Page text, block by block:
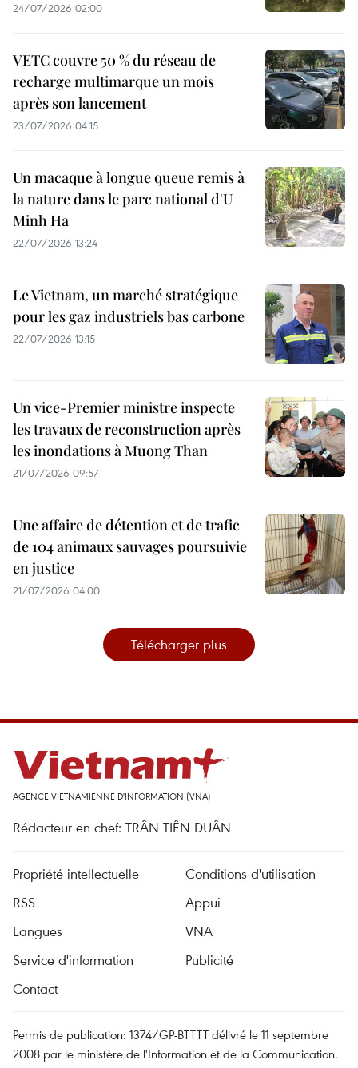
24/07/2026 02:00
VETC couvre 50 % du réseau de
recharge multimarque un mois
après son lancement
23/07/2026 04:15
Un macaque à longue queue remis à
la nature dans le parc national d'U
Minh Ha
22/07/2026 13:24
Le Vietnam, un marché stratégique
pour les gaz industriels bas carbone
22/07/2026 13:15
Un vice-Premier ministre inspecte
les travaux de reconstruction après
les inondations à Muong Than
21/07/2026 09:57
Une affaire de détention et de trafic
de 104 animaux sauvages poursuivie
en justice
21/07/2026 04:00
Télécharger plus
AGENCE VIETNAMIENNE D'INFORMATION (VNA)
Rédacteur en chef: TRÂN TIÊN DUÂN
Propriété intellectuelle
Conditions d'utilisation
RSS
Appui
Langues
VNA
Service d'information
Publicité
Contact
Permis de publication: 1374/GP-BTTTT délivré le 11 septembre
2008 par le ministère de l'Information et de la Communication.